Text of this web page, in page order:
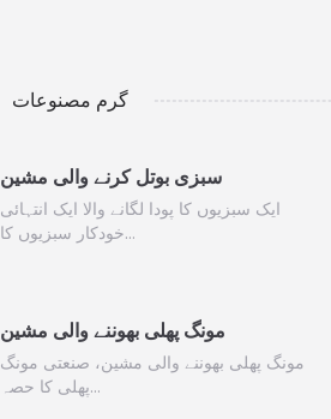
گرم مصنوعات
سبزی بوتل کرنے والی مشین
ایک سبزیوں کا پودا لگانے والا ایک انتہائی
خودکار سبزیوں کا…
مونگ پھلی بھوننے والی مشین
مونگ پھلی بھوننے والی مشین، صنعتی مونگ
پھلی کا حصہ…